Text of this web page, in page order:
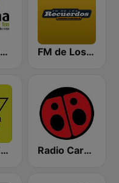
Radio Imagina FM de Los Recuerdos
Rock en Español Radio Radio Carolina